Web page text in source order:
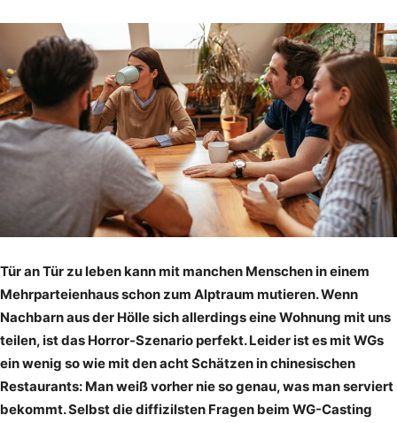
Tür an Tür zu leben kann mit manchen Menschen in einem
Mehrparteienhaus schon zum Alptraum mutieren. Wenn
Nachbarn aus der Hölle sich allerdings eine Wohnung mit uns
teilen, ist das Horror-Szenario perfekt. Leider ist es mit WGs
ein wenig so wie mit den acht Schätzen in chinesischen
Restaurants: Man weiß vorher nie so genau, was man serviert
bekommt. Selbst die diffizilsten Fragen beim WG-Casting